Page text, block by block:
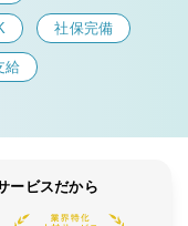
社保完備
給
ービスだから